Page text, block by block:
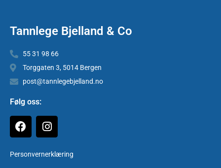
Tannlege Bjelland & Co
55 31 98 66
Torggaten 3, 5014 Bergen
post@tannlegebjelland.no
Følg oss:
Personvernerklæring